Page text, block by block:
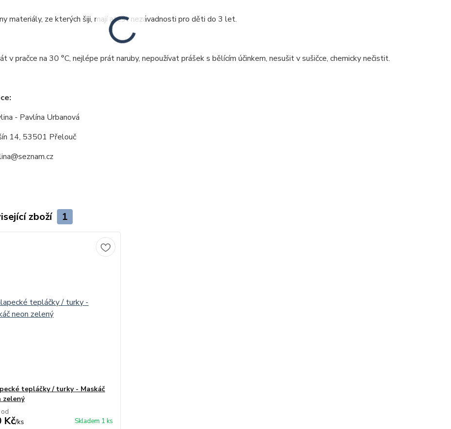
materiály, ze kterých šiji, mají atest nezávadnosti pro děti do 3 let.
v pračce na 30 °C, nejlépe prát naruby, nepoužívat prášek s bělícím účinkem, nesušit v sušičce, chemicky nečistit.
- Pavlína Urbanová
14, 53501 Přelouč
zboží 1
tepláčky / turky - Maskáč
zelený
Kč/ks Skladem 1 ks